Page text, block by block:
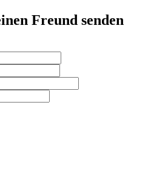
Freund senden